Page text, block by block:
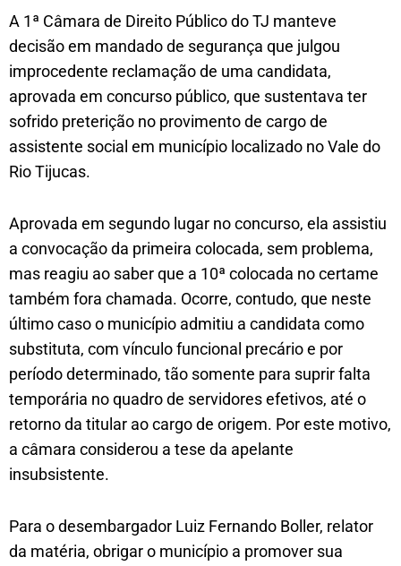
A 1ª Câmara de Direito Público do TJ manteve
decisão em mandado de segurança que julgou
improcedente reclamação de uma candidata,
aprovada em concurso público, que sustentava ter
sofrido preterição no provimento de cargo de
assistente social em município localizado no Vale do
Rio Tijucas.
Aprovada em segundo lugar no concurso, ela assistiu
a convocação da primeira colocada, sem problema,
mas reagiu ao saber que a 10ª colocada no certame
também fora chamada. Ocorre, contudo, que neste
último caso o município admitiu a candidata como
substituta, com vínculo funcional precário e por
período determinado, tão somente para suprir falta
temporária no quadro de servidores efetivos, até o
retorno da titular ao cargo de origem. Por este motivo,
a câmara considerou a tese da apelante
insubsistente.
Para o desembargador Luiz Fernando Boller, relator
da matéria, obrigar o município a promover sua